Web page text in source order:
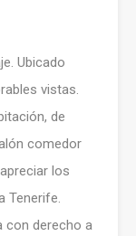
Ubicado
vistas.
de
comedor
los
Tenerife.
con derecho a